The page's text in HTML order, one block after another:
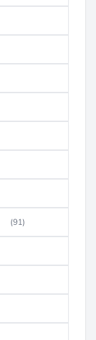
(91)